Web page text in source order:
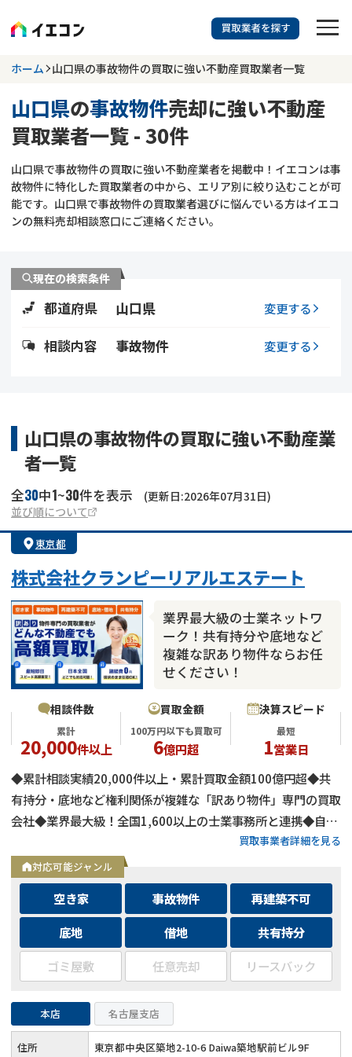
訳あり物件に強い業者を探す
山口県 事故物件
更新日 :2026年07月31日
業者を探す
空き家
再建築不可
ゴミ屋敷
リースバック
不動産コラム
不動産売却
訳あり不動産
土地売却
借地 不動産リースバック
任意売却
アンケート調査
ホーム 山口県の事故物件の買取に強い不動産買取業者一覧
山口県の事故物件売却に強い不動産
買取業者一覧 - 30件
山口県で事故物件の買取に強い不動産業者を掲載中！イエコンは事
故物件に特化した買取業者の中から、エリア別に絞り込むことが可
能です。山口県で事故物件の買取業者選びに悩んでいる方はイエコ
ンの無料売却相談窓口にご連絡ください。
現在の検索条件
都道府県 山口県 変更する
相談内容 事故物件 変更する
山口県の事故物件の買取に強い不動産業
者一覧
全30中1~30件を表示
(更新日:2026年07月31日)
並び順について
東京都
株式会社クランピーリアルエステート
業界最大級の士業ネットワ
ーク！共有持分や底地など
複雑な訳あり物件ならお任
せください！
相談件数
累計
20,000件以上
買取金額
100万円以下も買取可
6億円超
決算スピード
最短
1営業日
◆累計相談実績20,000件以上・累計買取金額100億円超◆共
有持分・底地など権利関係が複雑な「訳あり物件」専門の買取
会社◆業界最大級！全国1,600以上の士業事務所と連携◆自己
資金による買取のため、融資審査を待たず最短即日で決済可能
◆士業事務所や大手不動産会社からの相談実績も多数
買取事業者詳細を見る
対応可能ジャンル
空き家 事故物件
再建築不可
底地
借地
共有持分
ゴミ屋敷
任意売却 リースバック
本店 名古屋支店
住所 東京都中央区築地2-10-6 Daiwa築地駅前ビル9F